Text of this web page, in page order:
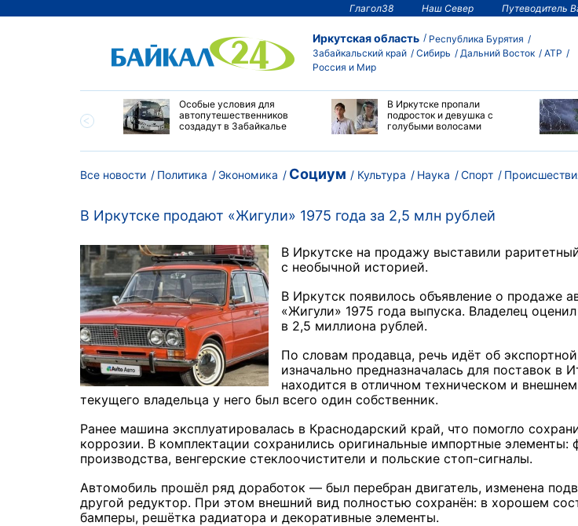
Глагол38 Наш Север Путеводитель
Иркутская область
Республика Бурятия
Забайкальский край
Сибирь Дальний Восток
АТР
Россия и Мир
на топливном
стабильной
Особые условия для
автопутешественников
создадут в Забайкалье
В Иркутске пропали
подросток и девушка с
голубыми волосами
Все новости Политика Экономика Социум Культура Наука Спорт
В Иркутске продают «Жигули» 1975 года за 2,5 млн рублей
В Иркутске на продажу выставили
с необычной историей.
В Иркутск появилось объявление о продаже
«Жигули» 1975 года выпуска. Владелец
в 2,5 миллиона рублей.
По словам продавца, речь идёт об
изначально предназначалась для поставок в
находится в отличном техническом и
текущего владельца у него был всего один собственник.
Ранее машина эксплуатировалась в Краснодарский край, что помогло
коррозии. В комплектации сохранились оригинальные импортные элементы:
производства, венгерские стеклоочистители и польские стоп-сигналы.
Автомобиль прошёл ряд доработок — был перебран двигатель, изменена
другой редуктор. При этом внешний вид полностью сохранён: в хорошем
бамперы, решётка радиатора и декоративные элементы.